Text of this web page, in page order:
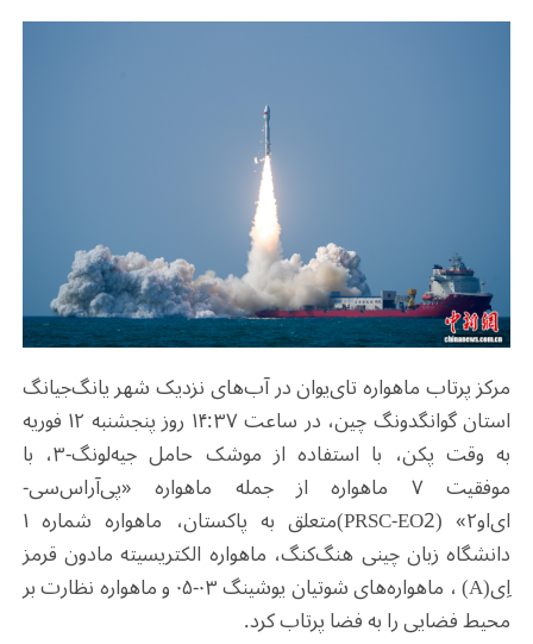
مرکز پرتاب ماهواره تای‌یوان در آب‌های نزدیک شهر یانگ‌جیانگ
استان گوانگدونگ چین، در ساعت ۱۴:۳۷ روز پنجشنبه ۱۲ فوریه
به وقت پکن، با استفاده از موشک حامل جیه‌لونگ-۳، با
موفقیت ۷ ماهواره از جمله ماهواره «پی‌آراس‌سی-
ای‌او۲» (PRSC-EO2)
متعلق به پاکستان، ماهواره شماره ۱
دانشگاه زبان چینی هنگ‌کنگ، ماهواره الکتریسیته مادون قرمز
اِی(A)، ماهواره‌های شوتیان یوشینگ
۰۳-۰۵ و ماهواره نظارت بر
محیط فضایی را به فضا پرتاب کرد.